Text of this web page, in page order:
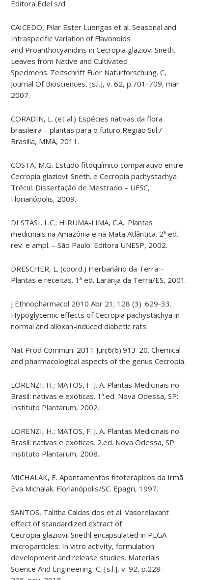
Editora Edel s/d
CAICEDO, Pilar Ester Luengas et al.Seasonal and
Intraspecific Variation of Flavonoids
and Proanthocyanidins in Cecropia glaziovi Sneth.
Leaves from Native and Cultivated
Specimens. Zeitschrift Fuer Naturforschung. C,
JournalOfBiosciences, [s.l.], v. 62, p.701-709, mar.
2007.
CORADIN, L. (et al.) Espécies nativas da flora
brasileira – plantas para o futuro,Região Sul,/
Brasília, MMA, 2011.
COSTA, M.G. Estudo fitoquímico comparativo entre
Cecropia glaziovii Sneth. e Cecropia pachystachya
Trécul. Dissertação de Mestrado – UFSC,
Florianópolis, 2009.
DI STASI, L.C.; HIRUMA-LIMA, C.A.. Plantas
medicinais na Amazônia e na Mata Atlântica. 2ª ed.
rev. e ampl. – São Paulo: Editora UNESP, 2002.
DRESCHER, L. (coord.) Herbanário da Terra –
Plantas e receitas. 1ª ed. Laranja da Terra/ES, 2001.
J Ethnopharmacol 2010Abr 21; 128 (3) :629-33.
Hypoglycemic effects of Cecropiapachystachya in
normal and alloxan-induced diabetic rats.
Nat ProdCommun. 2011 Jun;6(6):913-20. Chemical
and pharmacological aspects of the genus Cecropia.
LORENZI, H.; MATOS, F. J. A. Plantas Medicinais no
Brasil: nativas e exóticas. 1ª.ed. Nova Odessa, SP:
Instituto Plantarum, 2002.
LORENZI, H.; MATOS, F. J. A. Plantas Medicinais no
Brasil: nativas e exóticas. 2.ed. Nova Odessa, SP:
Instituto Plantarum, 2008.
MICHALAK, E. Apontamentos fitoterápicos da Irmã
Eva Michalak. Florianópolis/SC. Epagri, 1997.
SANTOS, Talitha Caldas dos et al.Vasorelaxant
effect of standardized extract of
Cecropia glaziovii Snethl encapsulated in PLGA
microparticles: In vitro activity, formulation
development and release studies. Materials
ScienceAnd Engineering: C, [s.l.], v. 92, p.228-